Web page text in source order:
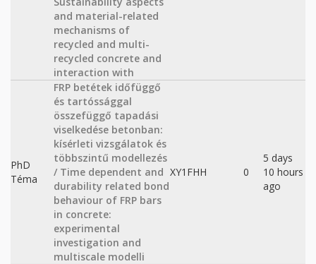
and material-related
mechanisms of
recycled and multi-
recycled concrete and
interaction with
PhD
Téma
FRP betétek időfüggő
és tartóssággal
összefüggő tapadási
viselkedése betonban:
kísérleti vizsgálatok és
többszintű modellezés
/ Time dependent and
durability related bond
behaviour of FRP bars
in concrete:
experimental
investigation and
multiscale modelli
XY1FHH 0
5 days
10 hours
ago